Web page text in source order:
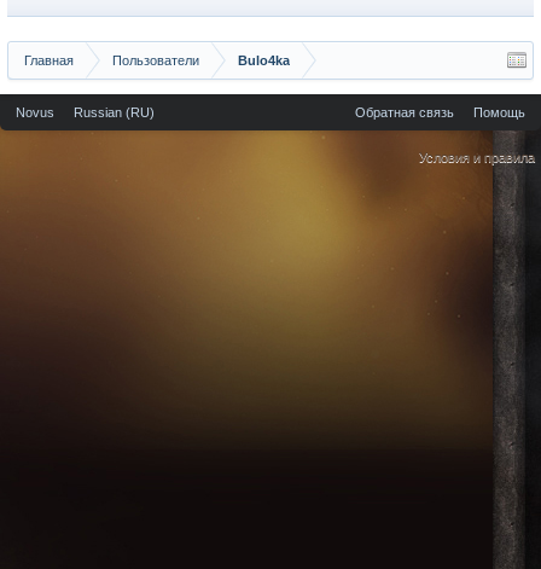
Главная Пользователи Bulo4ka
Novus Russian (RU) Обратная связь Помощь
Условия и правила